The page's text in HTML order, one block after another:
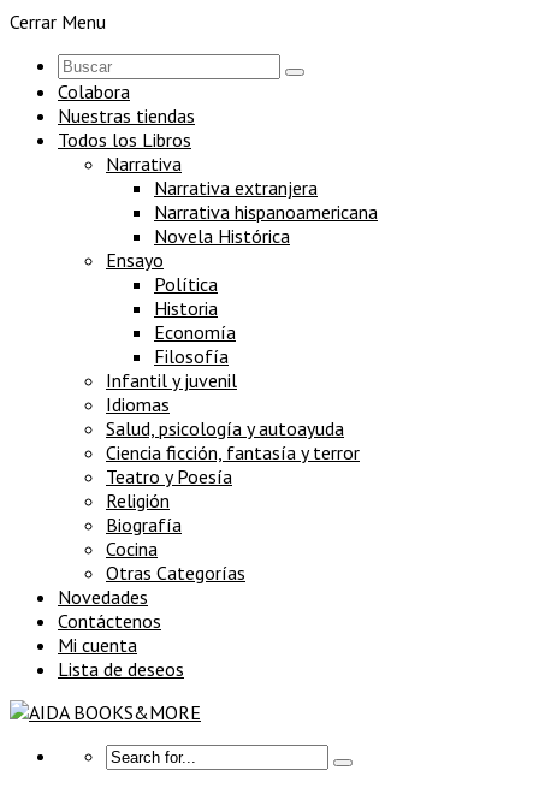
Cerrar Menu
Colabora
Nuestras tiendas
Todos los Libros
Narrativa
Narrativa extranjera
Narrativa hispanoamericana
Novela Histórica
Ensayo
Política
Historia
Economía
Filosofía
Infantil y juvenil
Idiomas
Salud, psicología y autoayuda
Ciencia ficción, fantasía y terror
Teatro y Poesía
Religión
Biografía
Cocina
Otras Categorías
Novedades
Contáctenos
Mi cuenta
Lista de deseos